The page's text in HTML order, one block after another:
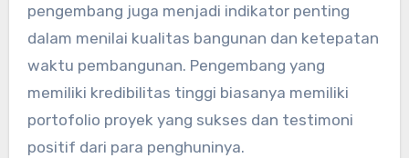
pengembang juga menjadi indikator penting
dalam menilai kualitas bangunan dan ketepatan
waktu pembangunan. Pengembang yang
memiliki kredibilitas tinggi biasanya memiliki
portofolio proyek yang sukses dan testimoni
positif dari para penghuninya.